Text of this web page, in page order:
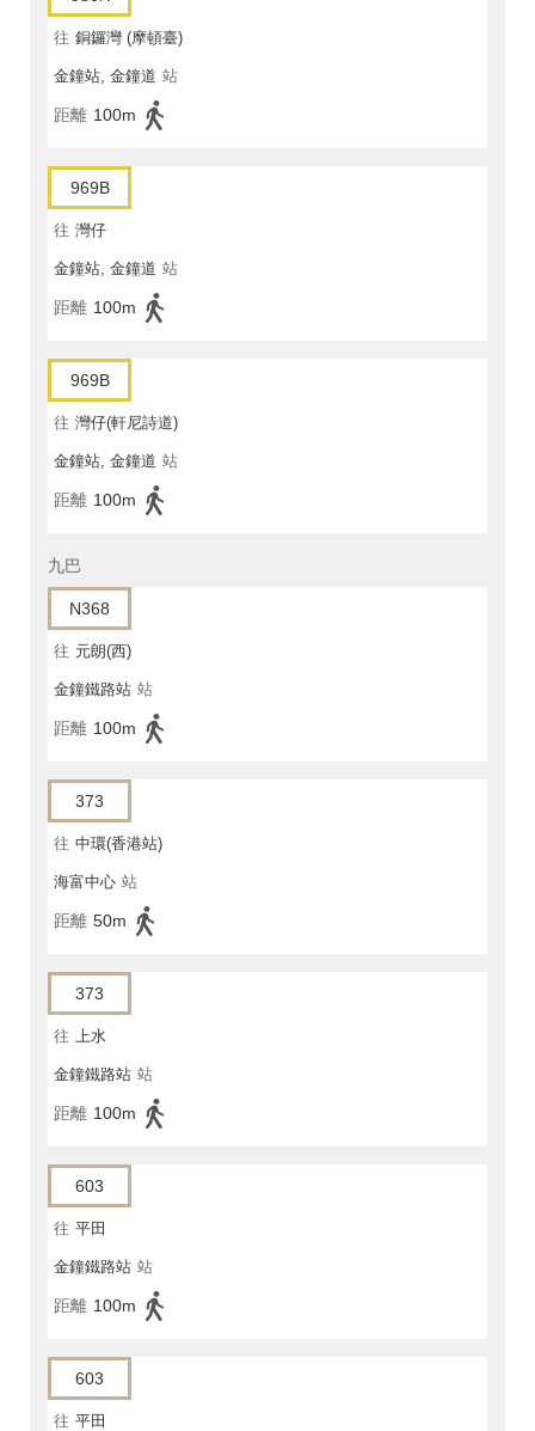
往 銅鑼灣 (摩頓臺)
金鐘站, 金鐘道 站
距離 100m
969B
往 灣仔
金鐘站, 金鐘道 站
距離 100m
969B
往 灣仔(軒尼詩道)
金鐘站, 金鐘道 站
距離 100m
九巴
N368
往 元朗(西)
金鐘鐵路站 站
距離 100m
373
往 中環(香港站)
海富中心 站
距離 50m
373
往 上水
金鐘鐵路站 站
距離 100m
603
往 平田
金鐘鐵路站 站
距離 100m
603
往 平田